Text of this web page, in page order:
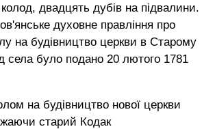
двадцять дубів на підвалини.
духовне правління про
на будівництво церкви в Старому
села було подано 20 лютого 1781
на будівництво нової церкви
старий Кодак